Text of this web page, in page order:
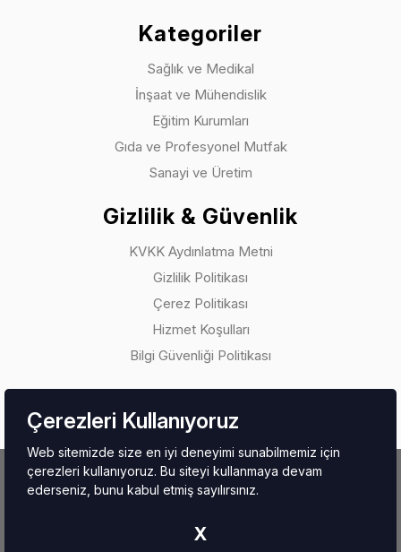
Çerezleri Kullanıyoruz
Web sitemizde size en iyi deneyimi sunabilmemiz için
çerezleri kullanıyoruz. Bu siteyi kullanmaya devam
ederseniz, bunu kabul etmiş sayılırsınız.
X
Kategoriler
Sağlık ve Medikal
İnşaat ve Mühendislik
Eğitim Kurumları
Gıda ve Profesyonel Mutfak
Sanayi ve Üretim
Gizlilik & Güvenlik
KVKK Aydınlatma Metni
Gizlilik Politikası
Çerez Politikası
Hizmet Koşulları
Bilgi Güvenliği Politikası
Copyright © 2026.Beyfendi Tekstil Gıda San. Ve Tic. Ltd. Şti.
Tüm Hakları Saklıdır.